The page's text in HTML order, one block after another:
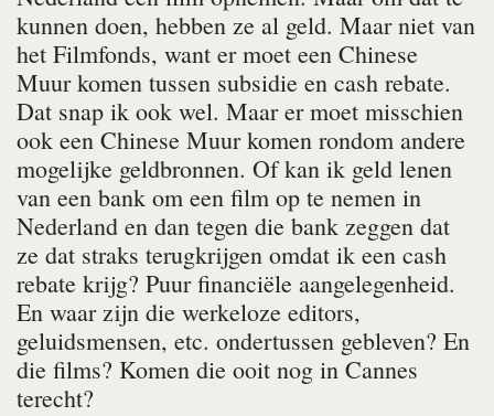
kunnen doen, hebben ze al geld. Maar niet van
het Filmfonds, want er moet een Chinese
Muur komen tussen subsidie en cash rebate.
Dat snap ik ook wel. Maar er moet misschien
ook een Chinese Muur komen rondom andere
mogelijke geldbronnen. Of kan ik geld lenen
van een bank om een film op te nemen in
Nederland en dan tegen die bank zeggen dat
ze dat straks terugkrijgen omdat ik een cash
rebate krijg? Puur financiële aangelegenheid.
En waar zijn die werkeloze editors,
geluidsmensen, etc. ondertussen gebleven? En
die films? Komen die ooit nog in Cannes
terecht?